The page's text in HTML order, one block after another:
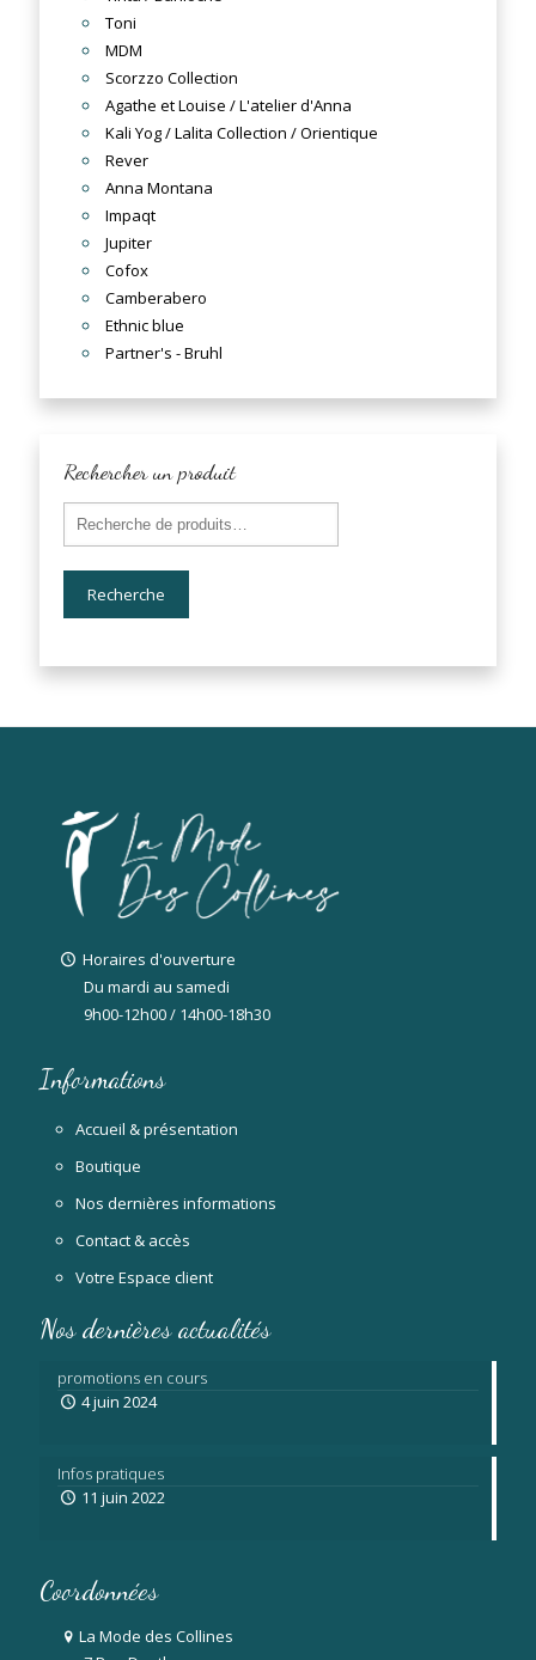
Toni
MDM
Scorzzo Collection
Agathe et Louise / L'atelier d'Anna
Kali Yog / Lalita Collection / Orientique
Rever
Anna Montana
Impaqt
Jupiter
Cofox
Camberabero
Ethnic blue
Partner's - Bruhl
Rechercher un produit
Recherche
Horaires d'ouverture
Du mardi au samedi
9h00-12h00 / 14h00-18h30
Informations
Accueil & présentation
Boutique
Nos dernières informations
Contact & accès
Votre Espace client
Nos dernières actualités
promotions en cours
4 juin 2024
Infos pratiques
11 juin 2022
Coordonnées
La Mode des Collines